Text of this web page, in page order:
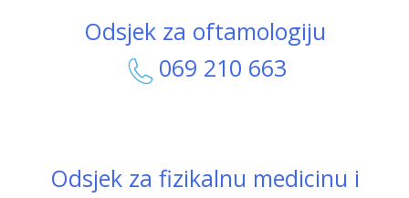
Odsjek za oftamologiju
069 210 663
Odsjek za fizikalnu medicinu i